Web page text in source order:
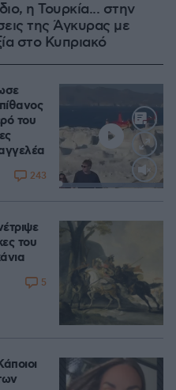
η Τουρκία... στην
της Άγκυρας με
στο Κυπριακό
Loaded
του
243
του
5